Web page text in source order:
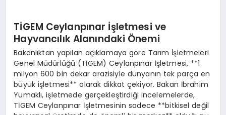
TİGEM Ceylanpınar İşletmesi ve
Hayvancılık Alanındaki Önemi
Bakanlıktan yapılan açıklamaya göre Tarım İşletmeleri
Genel Müdürlüğü (TİGEM) Ceylanpınar İşletmesi, **1
milyon 600 bin dekar arazisiyle dünyanın tek parça en
büyük işletmesi** olarak dikkat çekiyor. Bakan İbrahim
Yumaklı, işletmede gerçekleştirdiği incelemelerde,
TİGEM Ceylanpınar İşletmesinin sadece **bitkisel değil